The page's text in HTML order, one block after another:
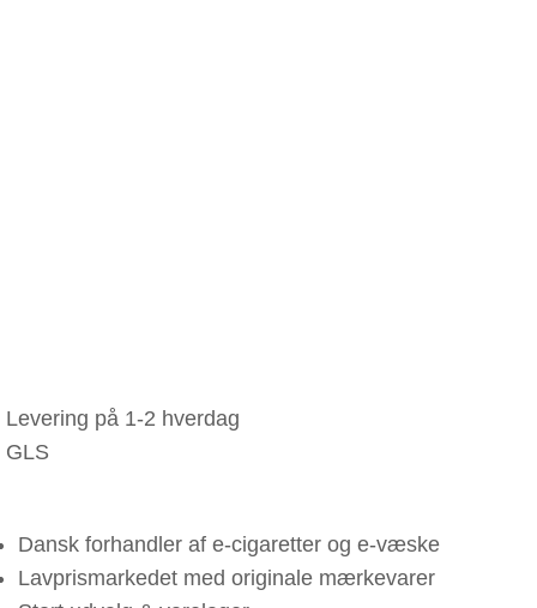
Levering på 1-2 hverdag
GLS
Dansk forhandler af e-cigaretter og e-væske
Lavprismarkedet med originale mærkevarer